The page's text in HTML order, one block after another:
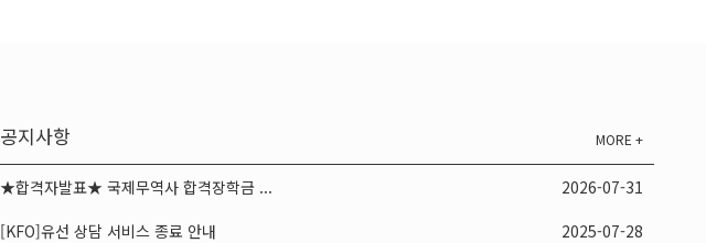
공지사항 MORE +
★합격자발표★ 국제무역사 합격장학금 ...
2026-07-31
[KFO]유선 상담 서비스 종료 안내
2025-07-28